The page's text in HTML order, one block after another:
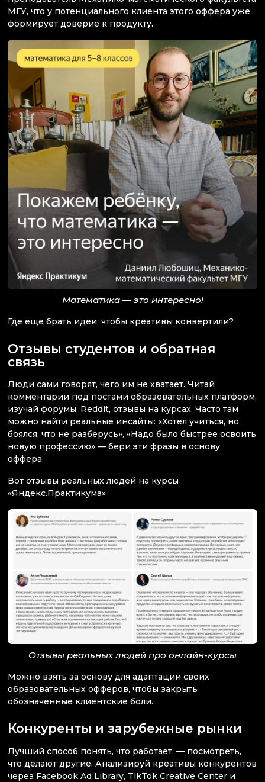
МГУ, что у потенциального клиента этого оффера уже
формирует доверие к продукту.
Математика — это интересно!
Где еще брать идеи, чтобы креативы конвертили?
Отзывы студентов и обратная
связь
Люди сами говорят, чего им не хватает. Читай
комментарии под постами образовательных платформ,
изучай форумы, Reddit, отзывы на курсах. Часто там
можно найти реальные инсайты: «Хотел учиться, но
боялся, что не разберусь», «Надо было быстрее освоить
новую профессию» — бери эти фразы в основу
оффера.
Вот отзывы реальных людей на курсы
«Яндекс.Практикума»
Отзывы реальных людей про онлайн-курсы
Можно взять за основу для адаптации своих
образовательных офферов, чтобы закрыть
обозначенные клиентские боли.
Конкуренты и зарубежные рынки
Лучший способ понять, что работает, — посмотреть,
что делают другие. Анализируй креативы конкурентов
через Facebook Ad Library, TikTok Creative Center и